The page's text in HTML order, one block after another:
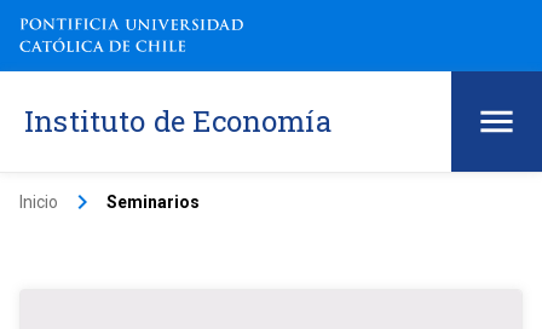
Instituto de Economía
Inicio keyboard_arrow_right Seminarios